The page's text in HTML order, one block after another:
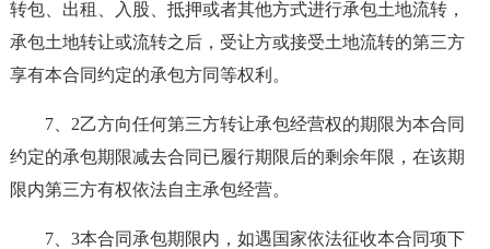
转包、出租、入股、抵押或者其他方式进行承包土地流转，
承包土地转让或流转之后，受让方或接受土地流转的第三方
享有本合同约定的承包方同等权利。
7、2乙方向任何第三方转让承包经营权的期限为本合同
约定的承包期限减去合同已履行期限后的剩余年限，在该期
限内第三方有权依法自主承包经营。
7、3本合同承包期限内，如遇国家依法征收本合同项下